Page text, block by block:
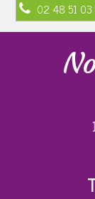
02 48 51